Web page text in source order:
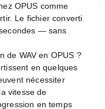
OPUS comme
Le fichier converti
— sans
de WAV en OPUS ?
en quelques
nécessiter
vitesse de
en temps